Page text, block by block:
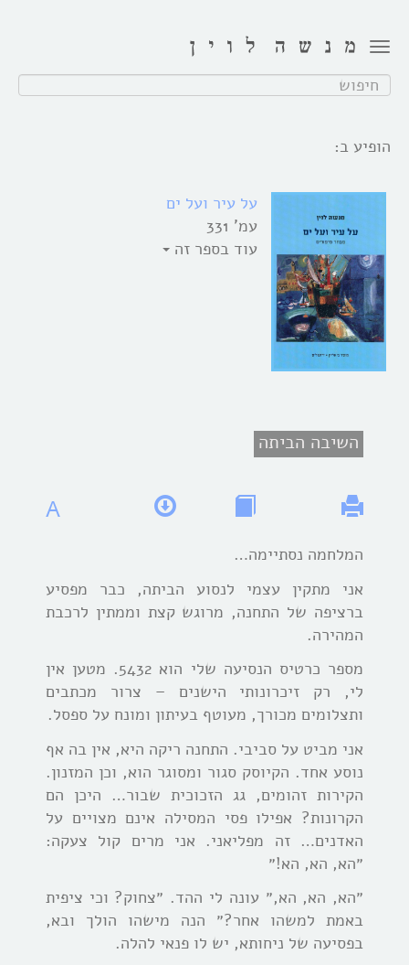
Toggle
navigation
חפש:
הופיע ב:
על עיר ועל ים
עמ' 331
עוד בספר זה
השיבה הביתה
A
המלחמה נסתיימה…
אני מתקין עצמי לנסוע הביתה, כבר מפסיע
ברציפה של התחנה, מרוגש קצת וממתין לרכבת
המהירה.
מספר כרטיס הנסיעה שלי הוא 5432. מטען אין
לי, רק זיכרונותי הישנים – צרור מכתבים
ותצלומים מכורך, מעוטף בעיתון ומונח על ספסל.
אני מביט על סביבי. התחנה ריקה היא, אין בה אף
נוסע אחד. הקיוסק סגור ומסוגר הוא, וכן המזנון.
הקירות זהומים, גג הזכוכית שבור… היכן הם
הקרונות? אפילו פסי המסילה אינם מצויים על
האדנים… זה מפליאני. אני מרים קול צעקה:
״הא, הא, הא!״
״הא, הא, הא,״ עונה לי ההד. ״צחוק? וכי ציפית
באמת למשהו אחר?״ הנה מישהו הולך ובא,
בפסיעה של ניחותא, יש לו פנאי להלה.